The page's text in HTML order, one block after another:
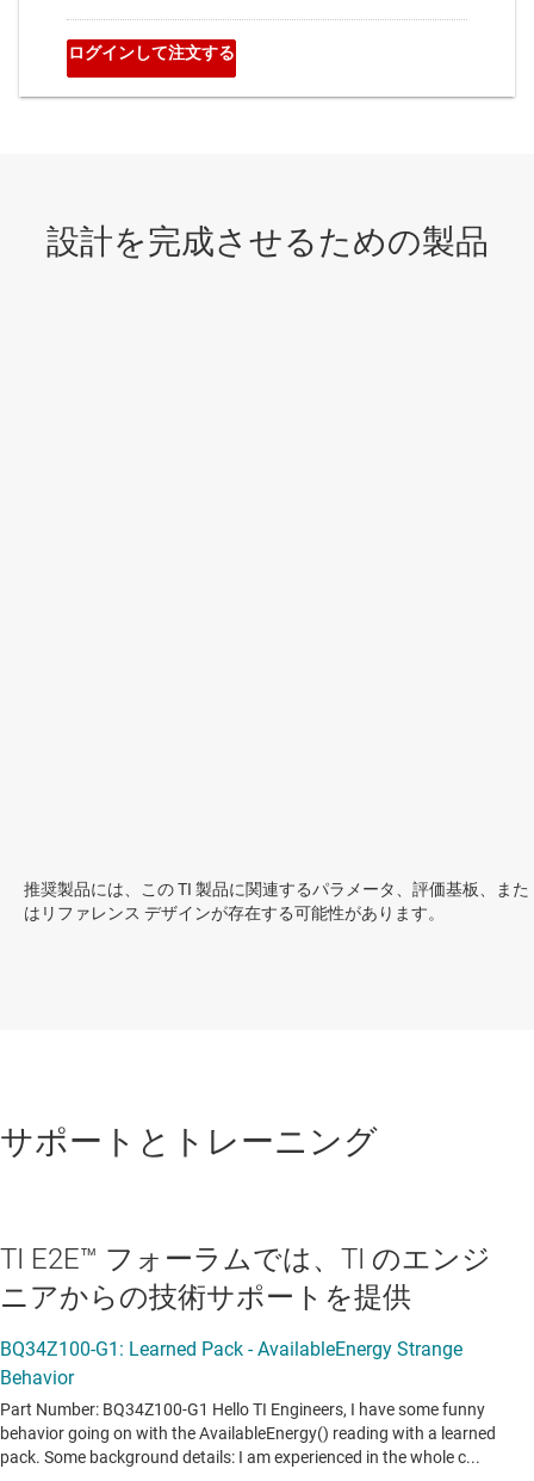
推奨製品には、この TI 製品に関連するパラメータ、評価基板、また
はリファレンス デザインが存在する可能性があります。
サポートとトレーニング
TI E2E™ フォーラムでは、TI のエンジ
ニアからの技術サポートを提供